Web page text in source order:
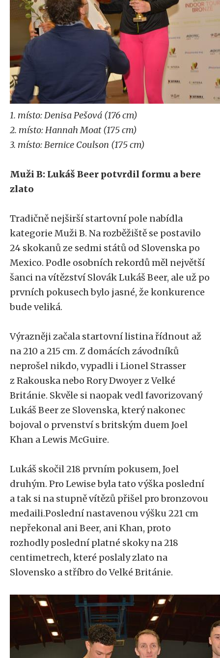
1. místo: Denisa Pešová (176 cm)
2. místo: Hannah Moat (175 cm)
3. místo: Bernice Coulson (175 cm)
Muži B: Lukáš Beer potvrdil formu a bere
zlato
Tradičně nejširší startovní pole nabídla
kategorie Muži B. Na rozběžiště se postavilo
24 skokanů ze sedmi států od Slovenska po
Mexico. Podle osobních rekordů měl největší
šanci na vítězství Slovák Lukáš Beer, ale už po
prvních pokusech bylo jasné, že konkurence
bude veliká.
Výrazněji začala startovní listina řídnout až
na 210 a 215 cm. Z domácích závodníků
neprošel nikdo, vypadli i Lionel Strasser
z Rakouska nebo Rory Dwoyer z Velké
Británie. Skvěle si naopak vedl favorizovaný
Lukáš Beer ze Slovenska, který nakonec
bojoval o prvenství s britským duem Joel
Khan a Lewis McGuire.
Lukáš skočil 218 prvním pokusem, Joel
druhým. Pro Lewise byla tato výška poslední
a tak si na stupně vítězů přišel pro bronzovou
medaili.Poslední nastavenou výšku 221 cm
nepřekonal ani Beer, ani Khan, proto
rozhodly poslední platné skoky na 218
centimetrech, které poslaly zlato na
Slovensko a stříbro do Velké Británie.